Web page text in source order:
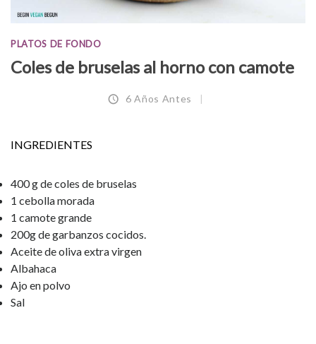
PLATOS DE FONDO
Coles de bruselas al horno con camote
6 Años Antes
INGREDIENTES
400 g de coles de bruselas
1 cebolla morada
1 camote grande
200g de garbanzos cocidos.
Aceite de oliva extra virgen
Albahaca
Ajo en polvo
Sal